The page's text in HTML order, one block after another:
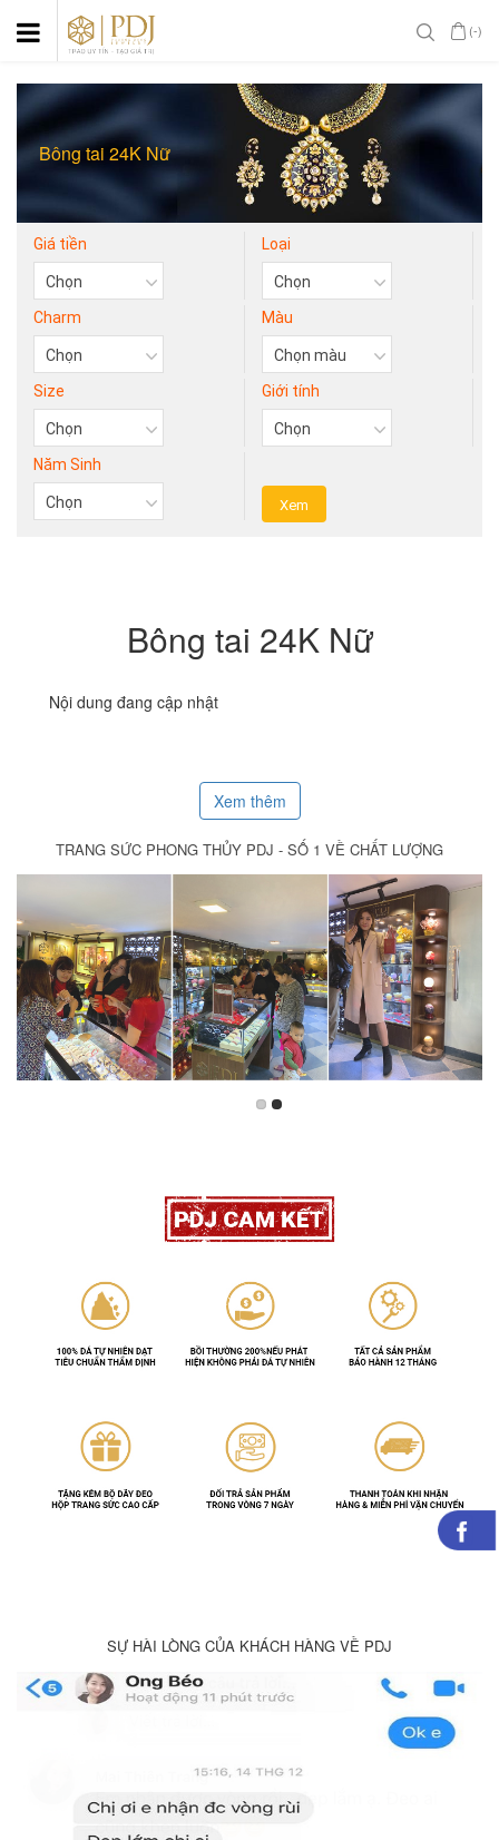
(-)
Bông tai 24K Nữ
Giá tiền Loại
Charm Màu
Size Giới tính
Năm Sinh
Bông tai 24K Nữ
Nội dung đang cập nhật
Xem thêm
TRANG SỨC PHONG THỦY PDJ - SỐ 1 VỀ CHẤT LƯỢNG
SỰ HÀI LÒNG CỦA KHÁCH HÀNG VỀ PDJ